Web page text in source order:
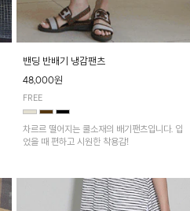
밴딩 반배기 냉감팬츠
48,000원
FREE
차르르 떨어지는 쿨소재의 배기팬츠입니다. 입
었을 때 편하고 시원한 착용감!